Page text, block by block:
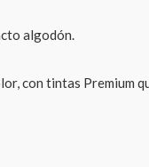
algodón.
con tintas Premium